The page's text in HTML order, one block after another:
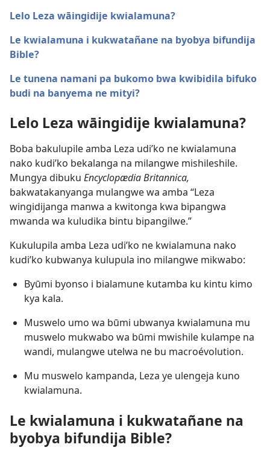
Lelo Leza wāingidije kwialamuna?
Le kwialamuna i kukwatañane na byobya bifundija
Bible?
Le tunena namani pa bukomo bwa kwibidila bifuko
budi na banyema ne mityi?
Lelo Leza wāingidije kwialamuna?
Boba bakulupile amba Leza udi’ko ne kwialamuna
nako kudi’ko bekalanga na milangwe mishileshile.
Mungya dibuku Encyclopædia Britannica,
bakwatakanyanga mulangwe wa amba “Leza
wingidijanga manwa a kwitonga kwa bipangwa
mwanda wa kuludika bintu bipangilwe.”
Kukulupila amba Leza udi’ko ne kwialamuna nako
kudi’ko kubwanya kulupula ino milangwe mikwabo:
Byūmi byonso i bialamune kutamba ku kintu kimo
kya kala.
Muswelo umo wa būmi ubwanya kwialamuna mu
muswelo mukwabo wa būmi mwishile kulampe na
wandi, mulangwe utelwa ne bu macroévolution.
Mu muswelo kampanda, Leza ye ulengeja kuno
kwialamuna.
Le kwialamuna i kukwatañane na
byobya bifundija Bible?